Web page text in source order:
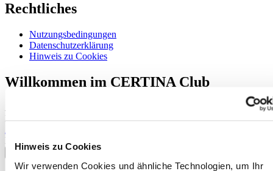
Hinweis zu Cookies
Wir verwenden Cookies und ähnliche Technologien, um Ihr
Rechtliches
Nutzungsbedingungen
Datenschutzerklärung
Hinweis zu Cookies
Willkommen im CERTINA Club
Information
Land/Region auswählen
Sprachumschalter